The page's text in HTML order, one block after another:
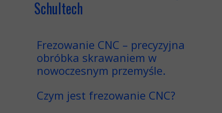
Schultech
Frezowanie CNC – precyzyjna
obróbka skrawaniem w
nowoczesnym przemyśle.
Czym jest frezowanie CNC?